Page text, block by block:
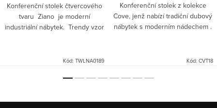
Konferenční stolek čtvercového
tvaru Ziano je moderní
industriální nábytek. Trendy vzor
Kód: TWLNA0189
Konferenční stolek z kolekce
Cove, jenž nabízí tradiční dubový
nábytek s moderním nádechem .
díky němuž vynikne...
Kód: CVT18